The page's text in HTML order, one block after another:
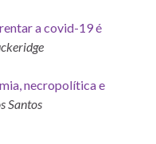
a covid-19 é
necropolítica e
Santos